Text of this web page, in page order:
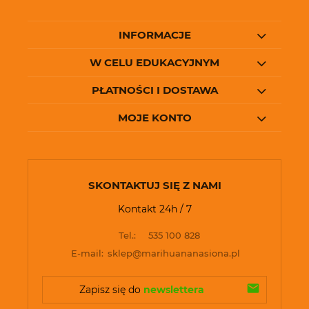
INFORMACJE
W CELU EDUKACYJNYM
PŁATNOŚCI I DOSTAWA
MOJE KONTO
SKONTAKTUJ SIĘ Z NAMI
Kontakt 24h / 7
Tel.:
535 100 828
E-mail: sklep@marihuananasiona.pl
Zapisz się do newslettera